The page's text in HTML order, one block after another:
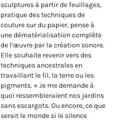
sculptures à partir de feuillages,
pratique des techniques de
couture sur du papier, pense à
une dématérialisation complète
de l’œuvre par la création sonore.
Elle souhaite revenir vers des
techniques ancestrales en
travaillant le fil, la terre ou les
pigments. « Je me demande à
quoi ressembleraient nos jardins
sans escargots. Ou encore, ce que
serait le monde si le silence